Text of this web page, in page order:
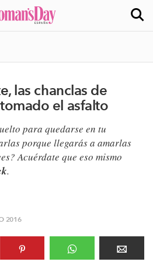
las chanclas de
el asfalto
para quedarse en tu
porque llegarás a amarlas
Acuérdate que eso mismo
.
2016